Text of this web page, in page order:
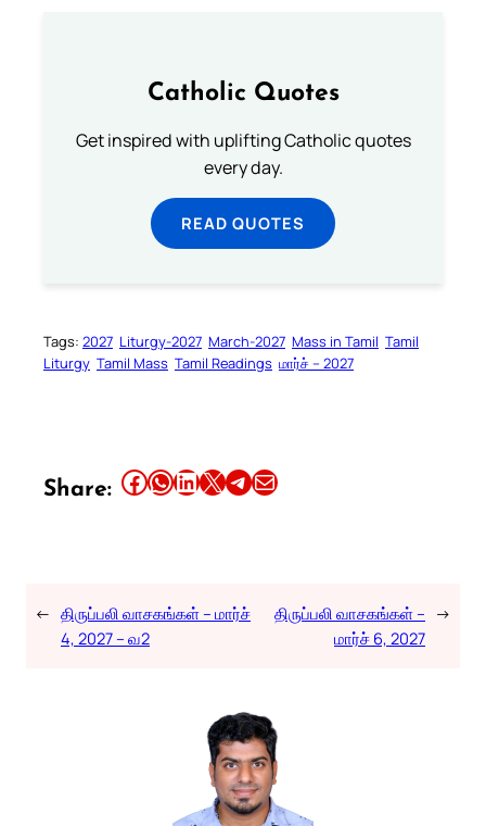
Catholic Quotes
Get inspired with uplifting Catholic quotes
every day.
READ QUOTES
Tags: 2027 Liturgy-2027 March-2027 Mass in Tamil Tamil
Liturgy Tamil Mass Tamil Readings மார்ச் – 2027
Share: Share this article on Facebook Share this article on WhatsApp Share this article on LinkedIn Share this article on X Share this article on TelegramEmail this Article
← திருப்பலி வாசகங்கள் – மார்ச்
4, 2027 – வ2
திருப்பலி வாசகங்கள் –
மார்ச் 6, 2027
→